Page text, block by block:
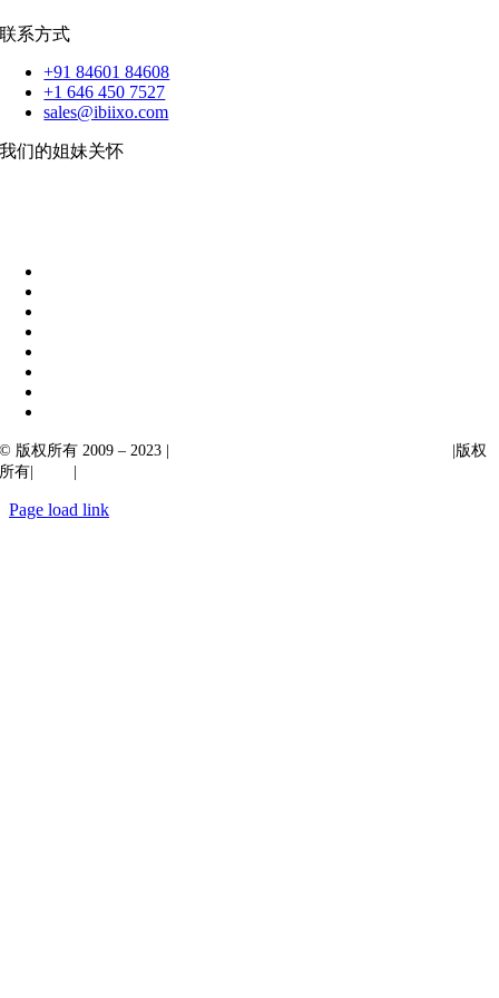
联系方式
+91 84601 84608
+1 646 450 7527
sales@ibiixo.com
我们的姐妹关怀
© 版权所有 2009 – 2023 |
|版权
所有|
|
Page load link